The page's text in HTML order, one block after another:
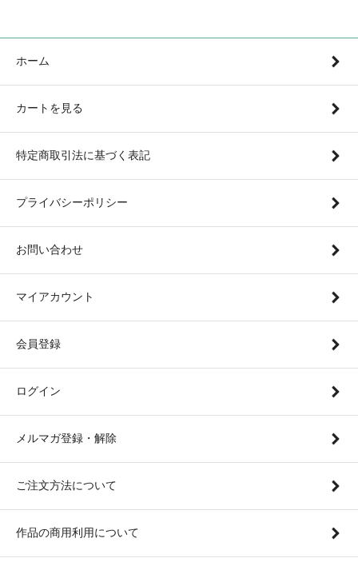
ホーム
カートを見る
特定商取引法に基づく表記
プライバシーポリシー
お問い合わせ
マイアカウント
会員登録
ログイン
メルマガ登録・解除
ご注文方法について
作品の商用利用について